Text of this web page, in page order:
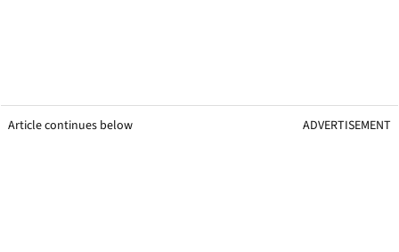
Article continues below ADVERTISEMENT